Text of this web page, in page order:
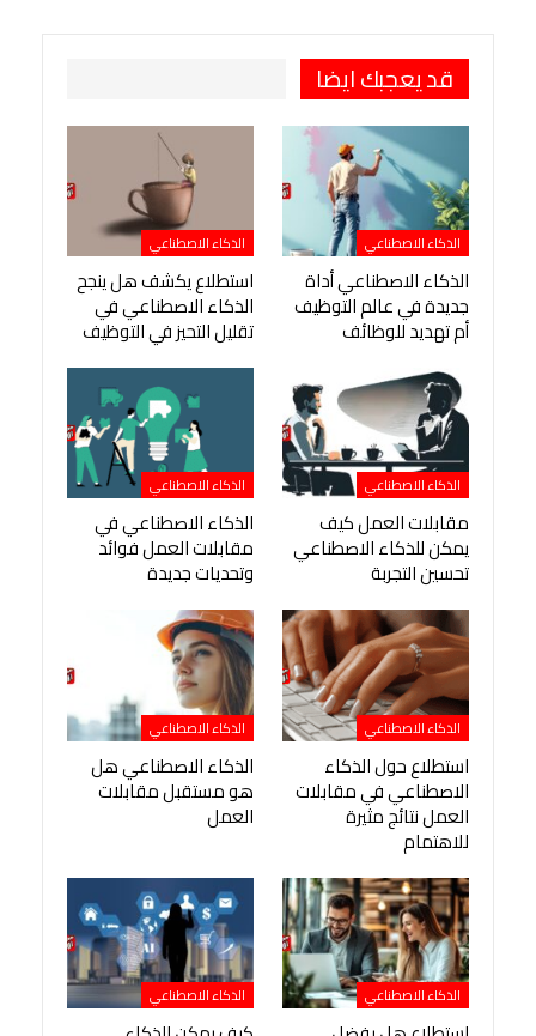
قد يعجبك ايضا
الذكاء الاصطناعي
الذكاء الاصطناعي أداة
جديدة في عالم التوظيف
أم تهديد للوظائف
الذكاء الاصطناعي
استطلاع يكشف هل ينجح
الذكاء الاصطناعي في
تقليل التحيز في التوظيف
الذكاء الاصطناعي
مقابلات العمل كيف
يمكن للذكاء الاصطناعي
تحسين التجربة
الذكاء الاصطناعي
الذكاء الاصطناعي في
مقابلات العمل فوائد
وتحديات جديدة
الذكاء الاصطناعي
استطلاع حول الذكاء
الاصطناعي في مقابلات
العمل نتائج مثيرة
للاهتمام
الذكاء الاصطناعي
الذكاء الاصطناعي هل
هو مستقبل مقابلات
العمل
الذكاء الاصطناعي الذكاء الاصطناعي